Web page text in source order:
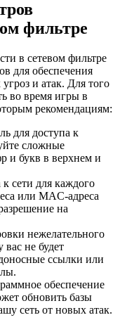
фильтре
в сетевом фильтре
для обеспечения
и атак. Для того
во время игры в
рекомендациям:
для доступа к
сложные
и букв в верхнем и
сети для каждого
или MAC-адреса
на
нежелательного
вас не будет
ссылки или
обеспечение
обновить базы
сеть от новых атак.